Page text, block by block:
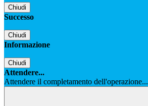
Chiudi
Successo
Chiudi
Informazione
Chiudi
Attendere...
Attendere il completamento dell'operazione...